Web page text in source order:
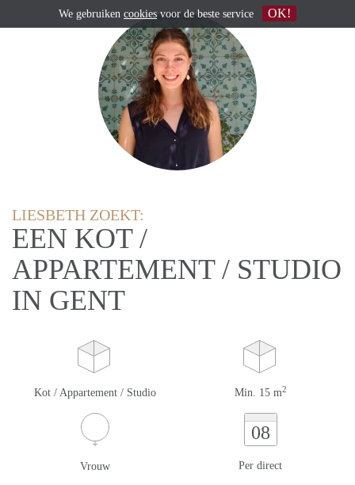
LIESBETH ZOEKT:
EEN KOT /
APPARTEMENT / STUDIO
IN GENT
Kot / Appartement / Studio Min. 15 m2
Vrouw
08
Per direct
We gebruiken cookies voor de beste service OK!